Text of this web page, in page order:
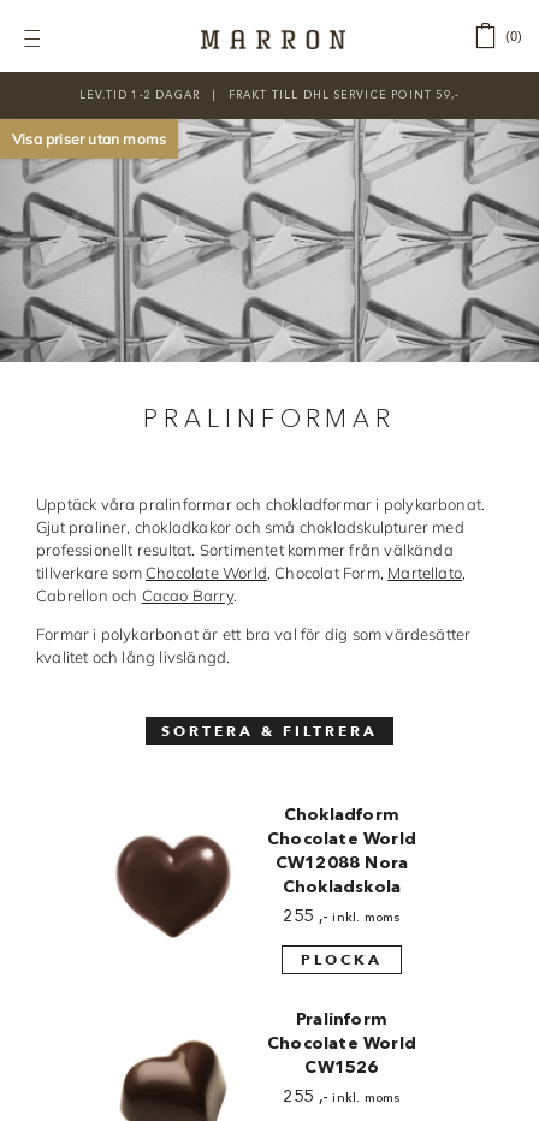
Toggle
KATEGORIER
Nyheter
Prisnedsatt
Choklad
Chokladfärger
Förpackningar
Litteratur
Made in Sweden
Överföringsark
VARUMÄRKEN
Cacao Barry
Chocolate World
0
LEV.TID 1-2 DAGAR ‎‏‏‎ ‎‏‏‎ ‎|‏‏‎ ‎‏‏‎ ‎‏‏‎ ‎FRAKT TILL DHL SERVICE POINT 59,-
PRALINFORMAR
Upptäck våra pralinformar och chokladformar i polykarbonat.
Gjut praliner, chokladkakor och små chokladskulpturer med
professionellt resultat. Sortimentet kommer från välkända
tillverkare somChocolate World, Chocolat Form, Martellato,
Cabrellon och Cacao Barry.
Formar i polykarbonat är ett bra val för dig som värdesätter
kvalitet och lång livslängd.
SORTERA & FILTRERA
Chokladform
Chocolate World
CW12088 Nora
Chokladskola
255 ,- inkl. moms
PLOCKA
Pralinform
Chocolate World
CW1526
255 ,- inkl. moms
Visa priser utan moms